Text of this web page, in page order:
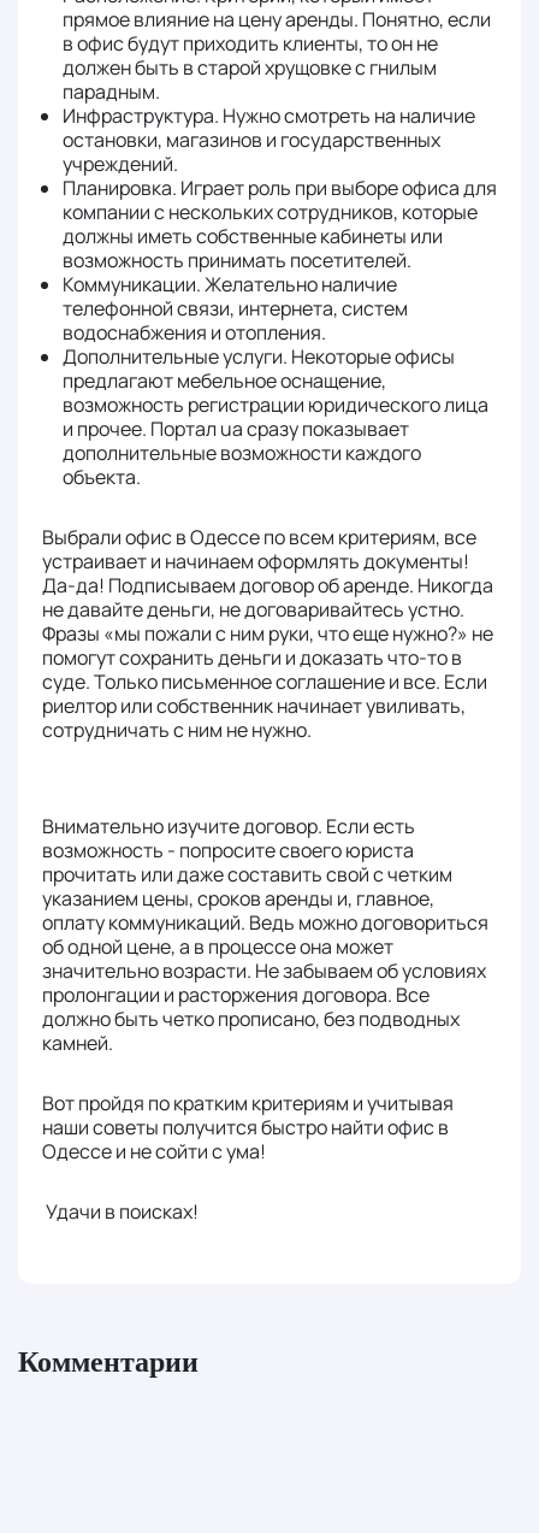
прямое влияние на цену аренды. Понятно, если
в офис будут приходить клиенты, то он не
должен быть в старой хрущовке с гнилым
парадным.
Инфраструктура. Нужно смотреть на наличие
остановки, магазинов и государственных
учреждений.
Планировка. Играет роль при выборе офиса для
компании с нескольких сотрудников, которые
должны иметь собственные кабинеты или
возможность принимать посетителей.
Коммуникации. Желательно наличие
телефонной связи, интернета, систем
водоснабжения и отопления.
Дополнительные услуги. Некоторые офисы
предлагают мебельное оснащение,
возможность регистрации юридического лица
и прочее. Портал ua сразу показывает
дополнительные возможности каждого
объекта.
Выбрали офис в Одессе по всем критериям, все
устраивает и начинаем оформлять документы!
Да-да! Подписываем договор об аренде. Никогда
не давайте деньги, не договаривайтесь устно.
Фразы «мы пожали с ним руки, что еще нужно?» не
помогут сохранить деньги и доказать что-то в
суде. Только письменное соглашение и все. Если
риелтор или собственник начинает увиливать,
сотрудничать с ним не нужно.
Внимательно изучите договор. Если есть
возможность - попросите своего юриста
прочитать или даже составить свой с четким
указанием цены, сроков аренды и, главное,
оплату коммуникаций. Ведь можно договориться
об одной цене, а в процессе она может
значительно возрасти. Не забываем об условиях
пролонгации и расторжения договора. Все
должно быть четко прописано, без подводных
камней.
Вот пройдя по кратким критериям и учитывая
наши советы получится быстро найти офис в
Одессе и не сойти с ума!
Удачи в поисках!
Комментарии